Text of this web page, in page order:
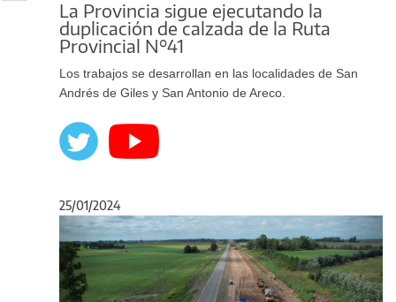
La Provincia sigue ejecutando la
duplicación de calzada de la Ruta
Provincial N°41
Los trabajos se desarrollan en las localidades de San
Andrés de Giles y San Antonio de Areco.
25/01/2024
Anterior